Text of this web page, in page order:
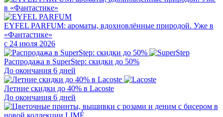
EYFEL PARFUM: ароматы, вдохновлённые природой. Уже в
«Фантастике»
с 24 июля 2026
Распродажа в SuperStep: скидки до 50%
До окончания 6 дней
Летние скидки до 40% в Lacoste
До окончания 6 дней